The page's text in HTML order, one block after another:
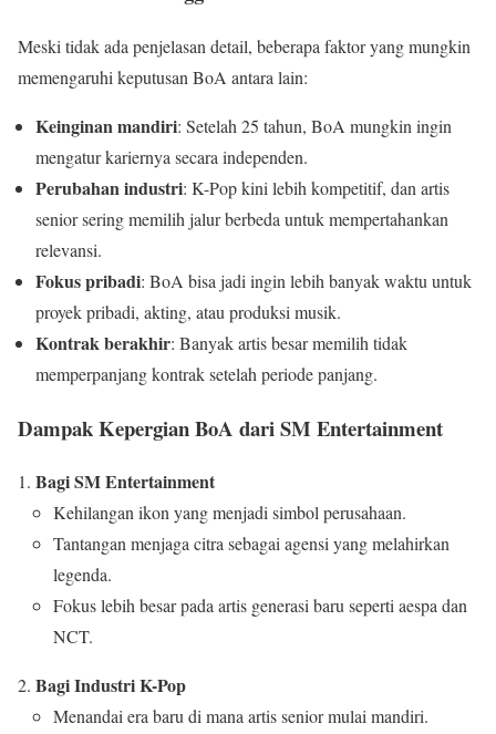
Meski tidak ada penjelasan detail, beberapa faktor yang mungkin
memengaruhi keputusan BoA antara lain:
Keinginan mandiri: Setelah 25 tahun, BoA mungkin ingin
mengatur kariernya secara independen.
Perubahan industri: K-Pop kini lebih kompetitif, dan artis
senior sering memilih jalur berbeda untuk mempertahankan
relevansi.
Fokus pribadi: BoA bisa jadi ingin lebih banyak waktu untuk
proyek pribadi, akting, atau produksi musik.
Kontrak berakhir: Banyak artis besar memilih tidak
memperpanjang kontrak setelah periode panjang.
Dampak Kepergian BoA dari SM Entertainment
Bagi SM Entertainment
Kehilangan ikon yang menjadi simbol perusahaan.
Tantangan menjaga citra sebagai agensi yang melahirkan
legenda.
Fokus lebih besar pada artis generasi baru seperti aespa dan
NCT.
Bagi Industri K-Pop
Menandai era baru di mana artis senior mulai mandiri.